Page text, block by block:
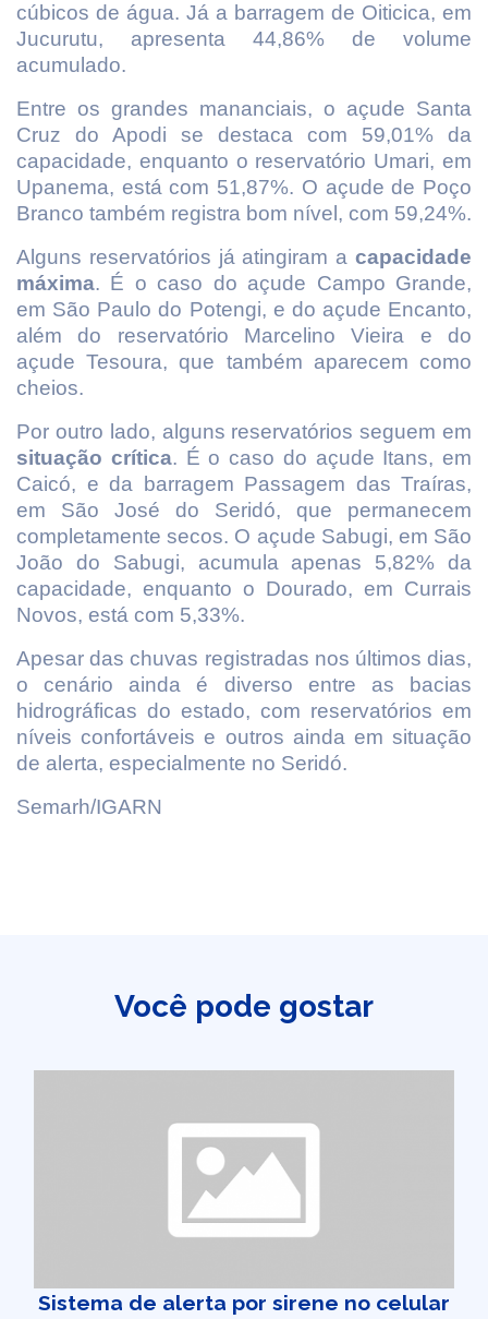
cúbicos de água. Já a barragem de Oiticica, em
Jucurutu, apresenta 44,86% de volume
acumulado.
Entre os grandes mananciais, o açude Santa
Cruz do Apodi se destaca com 59,01% da
capacidade, enquanto o reservatório Umari, em
Upanema, está com 51,87%. O açude de Poço
Branco também registra bom nível, com 59,24%.
Alguns reservatórios já atingiram a capacidade
máxima. É o caso do açude Campo Grande,
em São Paulo do Potengi, e do açude Encanto,
além do reservatório Marcelino Vieira e do
açude Tesoura, que também aparecem como
cheios.
Por outro lado, alguns reservatórios seguem em
situação crítica. É o caso do açude Itans, em
Caicó, e da barragem Passagem das Traíras,
em São José do Seridó, que permanecem
completamente secos. O açude Sabugi, em São
João do Sabugi, acumula apenas 5,82% da
capacidade, enquanto o Dourado, em Currais
Novos, está com 5,33%.
Apesar das chuvas registradas nos últimos dias,
o cenário ainda é diverso entre as bacias
hidrográficas do estado, com reservatórios em
níveis confortáveis e outros ainda em situação
de alerta, especialmente no Seridó.
Semarh/IGARN
Você pode gostar
Sistema de alerta por sirene no celular